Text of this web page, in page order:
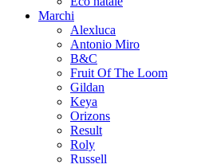
Marchi
Alexluca
Antonio Miro
B&C
Fruit Of The Loom
Gildan
Keya
Orizons
Result
Roly
Russell